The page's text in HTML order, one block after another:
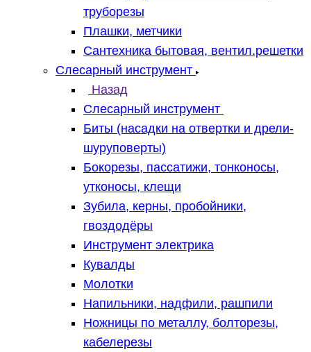
труборезы
Плашки, метчики
Сантехника бытовая, вентил.решетки
Слесарный инструмент
Назад
Слесарный инструмент
Биты (насадки на отвертки и дрели-
шуруповерты)
Бокорезы, пассатижи, тонконосы,
утконосы, клещи
Зубила, керны, пробойники,
гвоздодёры
Инструмент электрика
Кувалды
Молотки
Напильники, надфили, рашпили
Ножницы по металлу, болторезы,
кабелерезы